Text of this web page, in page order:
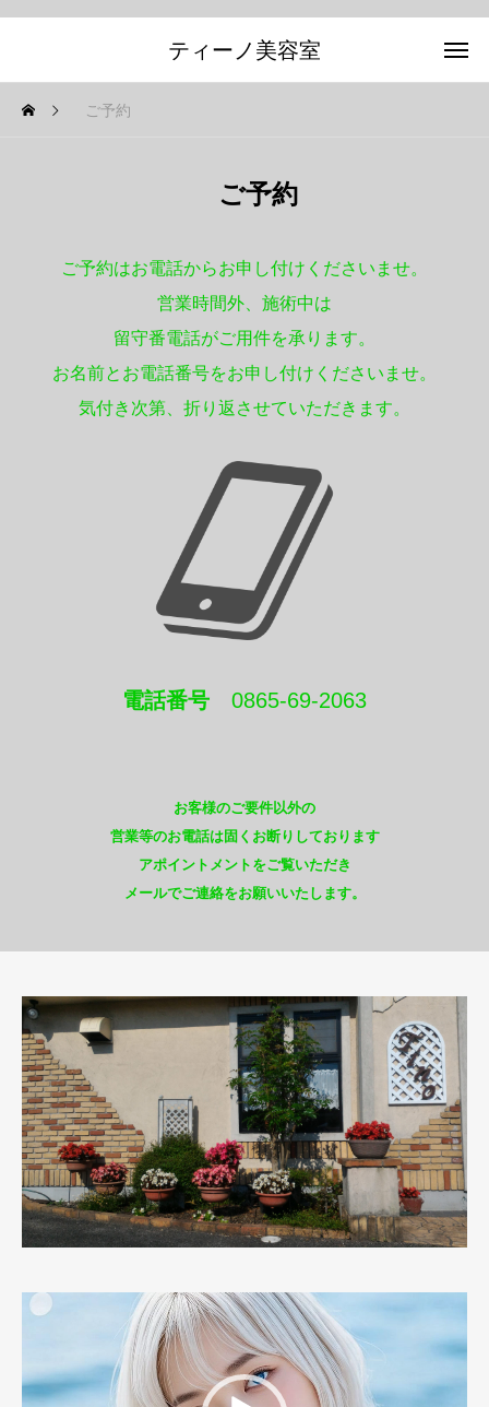
ティーノ美容室
ご予約
ご予約
ご予約はお電話からお申し付けくださいませ。
営業時間外、施術中は
留守番電話がご用件を承ります。
お名前とお電話番号をお申し付けくださいませ。
気付き次第、折り返させていただきます。
電話番号 0865-69-2063
お客様のご要件以外の
営業等のお電話は固くお断りしております
アポイントメントをご覧いただき
メールでご連絡をお願いいたします。
動
画
ヤ
ー